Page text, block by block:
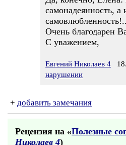
самонадеянность, а
самовлюбленность!..
Очень благодарен
С уважением,
Евгений Николаев 4
нарушении
+ добавить замечания
Рецензия на «Полезные
Николаев 4)